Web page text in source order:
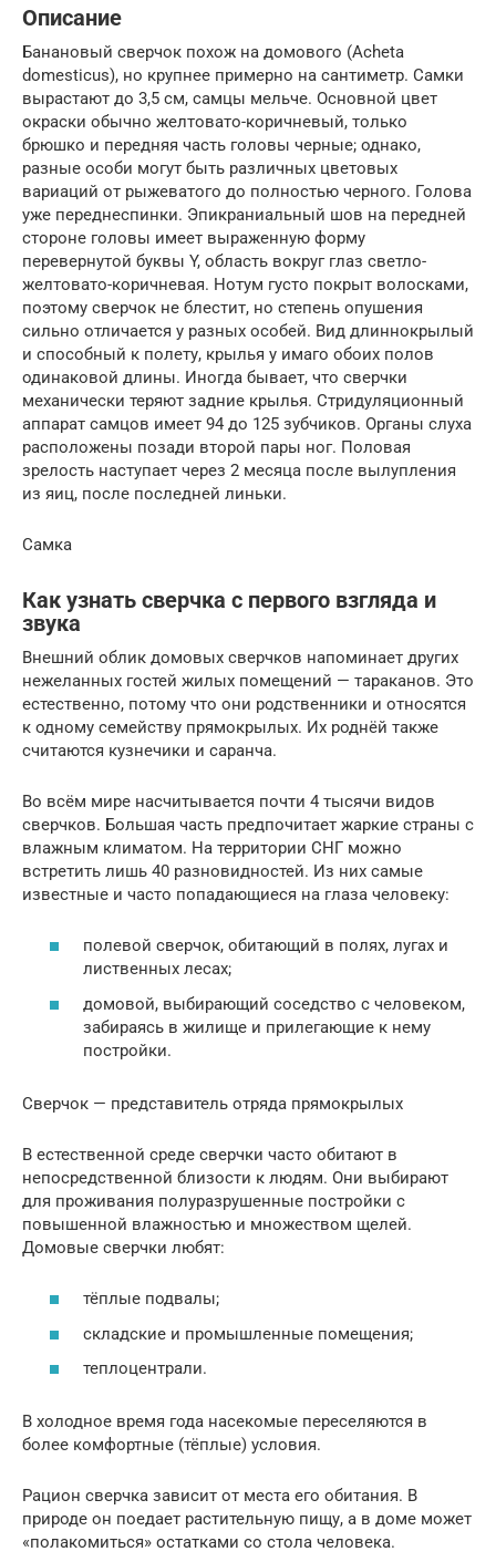
Описание
Банановый сверчок похож на домового (Acheta
domesticus), но крупнее примерно на сантиметр. Самки
вырастают до 3,5 см, самцы мельче. Основной цвет
окраски обычно желтовато-коричневый, только
брюшко и передняя часть головы черные; однако,
разные особи могут быть различных цветовых
вариаций от рыжеватого до полностью черного. Голова
уже переднеспинки. Эпикраниальный шов на передней
стороне головы имеет выраженную форму
перевернутой буквы Y, область вокруг глаз светло-
желтовато-коричневая. Нотум густо покрыт волосками,
поэтому сверчок не блестит, но степень опушения
сильно отличается у разных особей. Вид длиннокрылый
и способный к полету, крылья у имаго обоих полов
одинаковой длины. Иногда бывает, что сверчки
механически теряют задние крылья. Стридуляционный
аппарат самцов имеет 94 до 125 зубчиков. Органы слуха
расположены позади второй пары ног. Половая
зрелость наступает через 2 месяца после вылупления
из яиц, после последней линьки.
Самка
Как узнать сверчка с первого взгляда и
звука
Внешний облик домовых сверчков напоминает других
нежеланных гостей жилых помещений — тараканов. Это
естественно, потому что они родственники и относятся
к одному семейству прямокрылых. Их роднёй также
считаются кузнечики и саранча.
Во всём мире насчитывается почти 4 тысячи видов
сверчков. Большая часть предпочитает жаркие страны с
влажным климатом. На территории СНГ можно
встретить лишь 40 разновидностей. Из них самые
известные и часто попадающиеся на глаза человеку:
полевой сверчок, обитающий в полях, лугах и
лиственных лесах;
домовой, выбирающий соседство с человеком,
забираясь в жилище и прилегающие к нему
постройки.
Сверчок — представитель отряда прямокрылых
В естественной среде сверчки часто обитают в
непосредственной близости к людям. Они выбирают
для проживания полуразрушенные постройки с
повышенной влажностью и множеством щелей.
Домовые сверчки любят:
тёплые подвалы;
складские и промышленные помещения;
теплоцентрали.
В холодное время года насекомые переселяются в
более комфортные (тёплые) условия.
Рацион сверчка зависит от места его обитания. В
природе он поедает растительную пищу, а в доме может
«полакомиться» остатками со стола человека.